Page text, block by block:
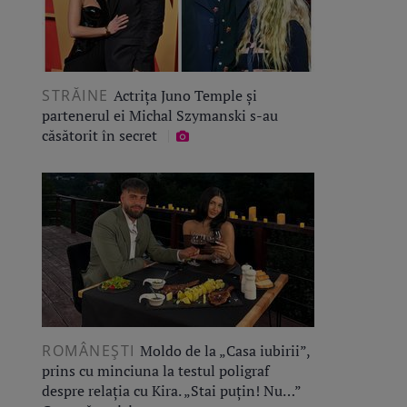
STRĂINE Actrița Juno Temple și
partenerul ei Michal Szymanski s-au
căsătorit în secret
ROMÂNEŞTI Moldo de la „Casa iubirii”,
prins cu minciuna la testul poligraf
despre relația cu Kira. „Stai puțin! Nu…”